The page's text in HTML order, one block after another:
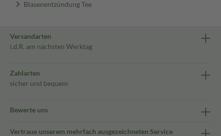
Blasenentzündung Tee
Versandarten
i.d.R. am nächsten Werktag
Zahlarten
sicher und bequem
Bewerte uns
Vertraue unserem mehrfach ausgezeichneten Service